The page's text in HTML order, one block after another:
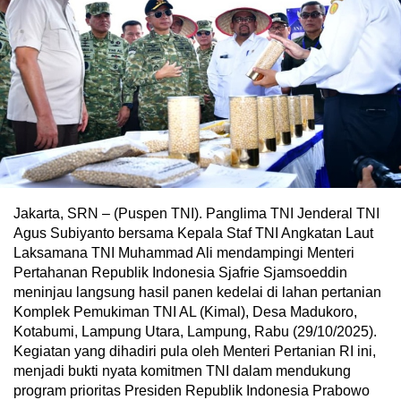
Jakarta, SRN – (Puspen TNI). Panglima TNI Jenderal TNI
Agus Subiyanto bersama Kepala Staf TNI Angkatan Laut
Laksamana TNI Muhammad Ali mendampingi Menteri
Pertahanan Republik Indonesia Sjafrie Sjamsoeddin
meninjau langsung hasil panen kedelai di lahan pertanian
Komplek Pemukiman TNI AL (Kimal), Desa Madukoro,
Kotabumi, Lampung Utara, Lampung, Rabu (29/10/2025).
Kegiatan yang dihadiri pula oleh Menteri Pertanian RI ini,
menjadi bukti nyata komitmen TNI dalam mendukung
program prioritas Presiden Republik Indonesia Prabowo